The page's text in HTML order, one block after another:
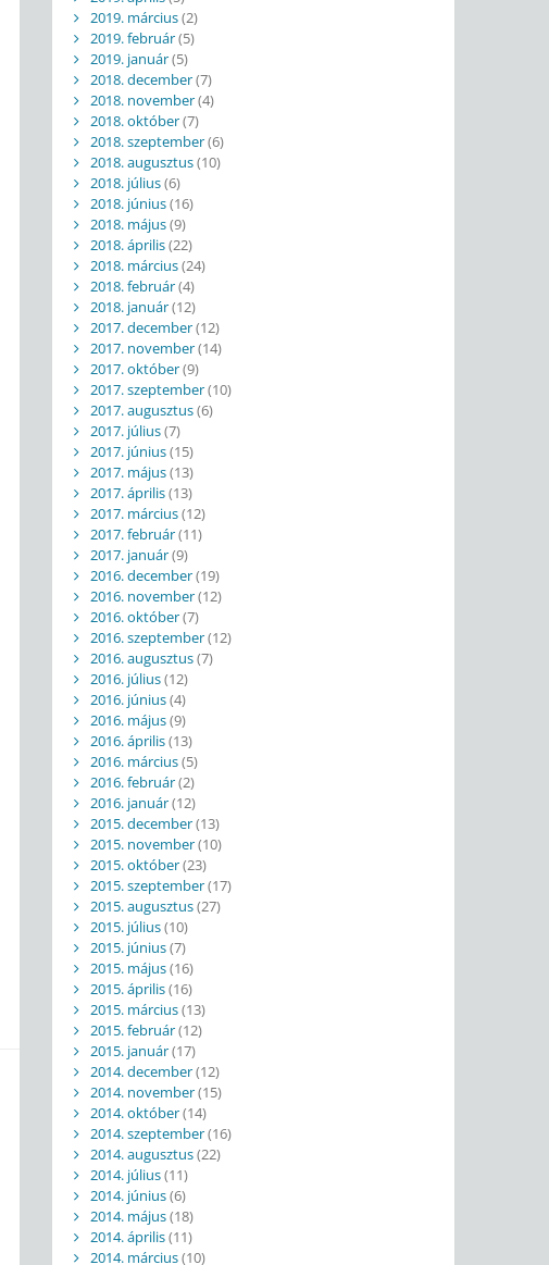
2019. március(2)
2019. február(5)
2019. január(5)
2018. december(7)
2018. november(4)
2018. október(7)
2018. szeptember(6)
2018. augusztus(10)
2018. július(6)
2018. június(16)
2018. május(9)
2018. április(22)
2018. március(24)
2018. február(4)
2018. január(12)
2017. december(12)
2017. november(14)
2017. október(9)
2017. szeptember(10)
2017. augusztus(6)
2017. július(7)
2017. június(15)
2017. május(13)
2017. április(13)
2017. március(12)
2017. február(11)
2017. január(9)
2016. december(19)
2016. november(12)
2016. október(7)
2016. szeptember(12)
2016. augusztus(7)
2016. július(12)
2016. június(4)
2016. május(9)
2016. április(13)
2016. március(5)
2016. február(2)
2016. január(12)
2015. december(13)
2015. november(10)
2015. október(23)
2015. szeptember(17)
2015. augusztus(27)
2015. július(10)
2015. június(7)
2015. május(16)
2015. április(16)
2015. március(13)
2015. február(12)
2015. január(17)
2014. december(12)
2014. november(15)
2014. október(14)
2014. szeptember(16)
2014. augusztus(22)
2014. július(11)
2014. június(6)
2014. május(18)
2014. április(11)
2014. március(10)